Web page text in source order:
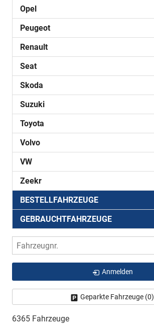
Opel
Peugeot
Renault
Seat
Skoda
Suzuki
Toyota
Volvo
VW
Zeekr
BESTELLFAHRZEUGE
GEBRAUCHTFAHRZEUGE
Fahrzeugnr.
Anmelden
Geparkte Fahrzeuge (0)
6365 Fahrzeuge